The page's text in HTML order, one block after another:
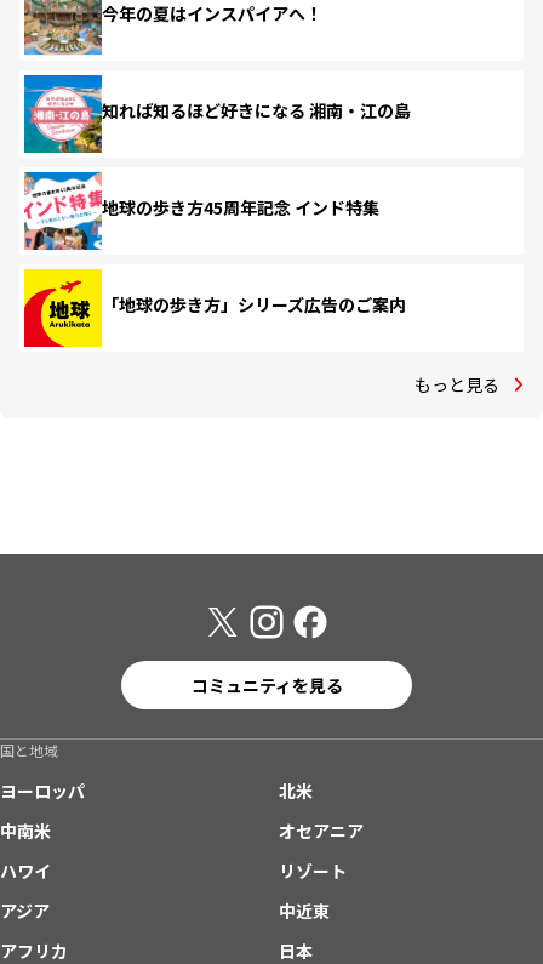
今年の夏はインスパイアへ！
知れば知るほど好きになる 湘南・江の島
地球の歩き方45周年記念 インド特集
「地球の歩き方」シリーズ広告のご案内
もっと見る
コミュニティを見る
国と地域
ヨーロッパ
北米
中南米
オセアニア
ハワイ
リゾート
アジア
中近東
アフリカ
日本